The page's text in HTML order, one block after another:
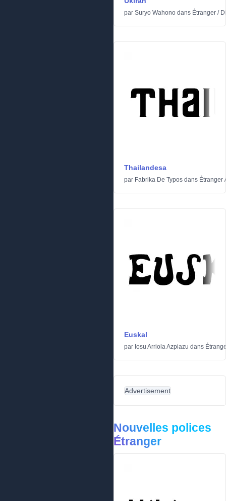
par Suryo Wahono dans Étranger /
Thailandesa
par Fabrika De Typos dans Étranger
Euskal
par Iosu Arriola Azpiazu dans
Advertisement
Nouvelles polices
Étranger